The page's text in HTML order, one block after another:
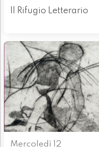
Il Rifugio Letterario
Mercoledì 12